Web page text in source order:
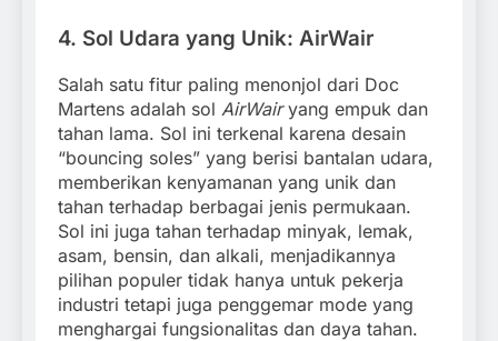
4. Sol Udara yang Unik: AirWair
Salah satu fitur paling menonjol dari Doc
Martens adalah sol AirWairyang empuk dan
tahan lama. Sol ini terkenal karena desain
“bouncing soles” yang berisi bantalan udara,
memberikan kenyamanan yang unik dan
tahan terhadap berbagai jenis permukaan.
Sol ini juga tahan terhadap minyak, lemak,
asam, bensin, dan alkali, menjadikannya
pilihan populer tidak hanya untuk pekerja
industri tetapi juga penggemar mode yang
menghargai fungsionalitas dan daya tahan.